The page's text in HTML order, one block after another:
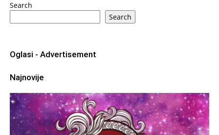
Search
Search
Oglasi - Advertisement
Najnovije